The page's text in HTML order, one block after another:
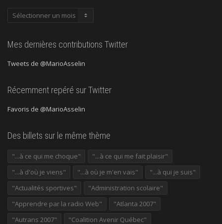
Publications
Mes dernières contributions Twitter
Tweets de @MarioAsselin
Récemment repéré sur Twitter
Favoris de @MarioAsselin
Des billets sur le même thème
"...à ce qui me choque"
"...à ce qui me fait plaisir"
"...à d'où je viens"
"...à où je m'en vais"
"...à qui je suis"
"Actualités sportives"
"Administration scolaire"
"Apprendre par la radio Web"
"Atlanta 2007"
"Autrans 2007"
"Coalition Avenir Québec"